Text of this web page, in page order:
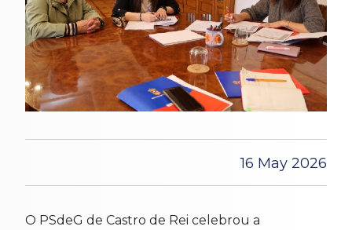
16 May 2026
O PSdeG de Castro de Rei celebrou a